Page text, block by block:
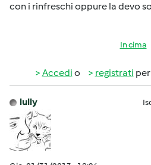
con i rinfreschi oppure la devo
In cima
Accedi o registrati
lully